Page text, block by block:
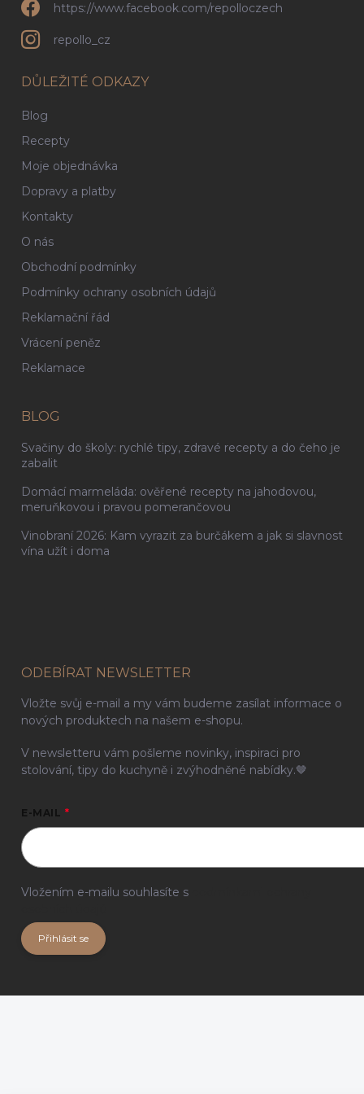
https://www.facebook.com/repolloczech
repollo_cz
DŮLEŽITÉ ODKAZY
Blog
Recepty
Moje objednávka
Dopravy a platby
Kontakty
O nás
Obchodní podmínky
Podmínky ochrany osobních údajů
Reklamační řád
Vrácení peněz
Reklamace
BLOG
Svačiny do školy: rychlé tipy, zdravé recepty a do čeho je
zabalit
Domácí marmeláda: ověřené recepty na jahodovou,
meruňkovou i pravou pomerančovou
Vinobraní 2026: Kam vyrazit za burčákem a jak si slavnost
vína užít i doma
ODEBÍRAT NEWSLETTER
Vložte svůj e-mail a my vám budeme zasílat informace o
nových produktech na našem e-shopu.
V newsletteru vám pošleme novinky, inspiraci pro
stolování, tipy do kuchyně i zvýhodněné nabídky.🤎
E-MAIL
Vložením e-mailu souhlasíte s
Přihlásit se